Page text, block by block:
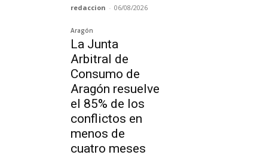
redaccion - 06/08/2026
Aragón
La Junta
Arbitral de
Consumo de
Aragón resuelve
el 85% de los
conflictos en
menos de
cuatro meses